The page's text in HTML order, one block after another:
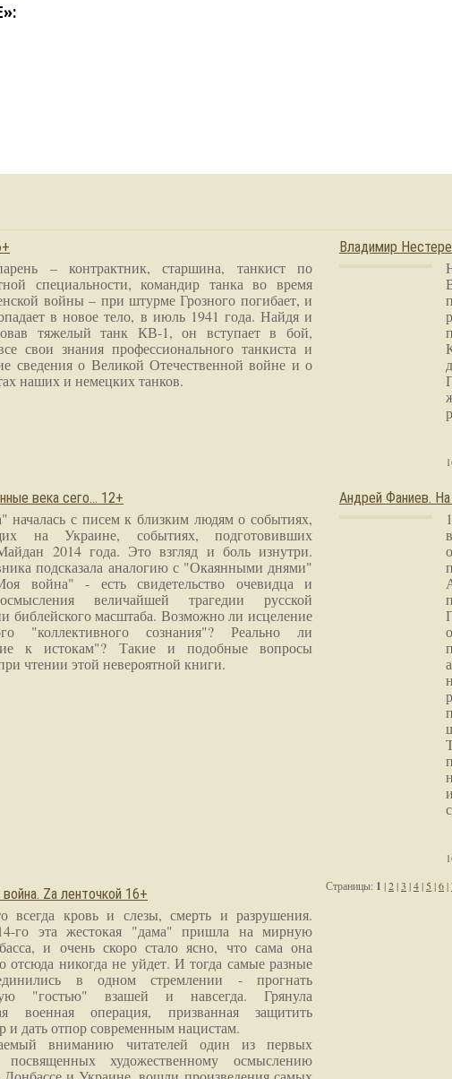
– контрактник, старшина, танкист по
специальности, командир танка во время
войны – при штурме Грозного погибает, и
в новое тело, в июль 1941 года. Найдя и
тяжелый танк КВ-1, он вступает в бой,
свои знания профессионального танкиста и
сведения о Великой Отечественной войне и о
наших и немецких танков.
Владимир
века сего… 12+
началась с писем к близким людям о событиях,
на Украине, событиях, подготовивших
2014 года. Это взгляд и боль изнутри.
подсказала аналогию с "Окаянными днями"
война" - есть свидетельство очевидца и
величайшей трагедии русской
библейского масштаба. Возможно ли исцеление
"коллективного сознания"? Реально ли
к истокам"? Такие и подобные вопросы
чтении этой невероятной книги.
Андрей Фаниев.
Zа ленточкой 16+
всегда кровь и слезы, смерть и разрушения.
го эта жестокая "дама" пришла на мирную
и очень скоро стало ясно, что сама она
отсюда никогда не уйдет. И тогда самые разные
в одном стремлении - прогнать
"гостью" взашей и навсегда. Грянула
военная операция, призванная защитить
и дать отпор современным нацистам.
вниманию читателей один из первых
посвященных художественному осмыслению
Страницы: 1 |2|3 |4| 5 |6|